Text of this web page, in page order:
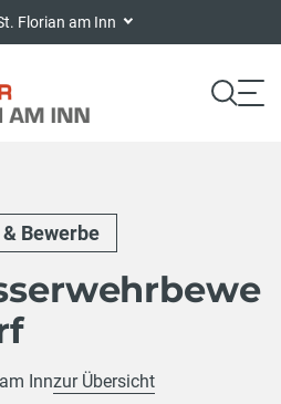
Florian am Inn
Bewerbe
Innzur Übersicht